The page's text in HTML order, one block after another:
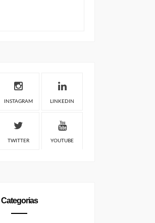
INSTAGRAM LINKEDIN
TWITTER YOUTUBE
Categorias